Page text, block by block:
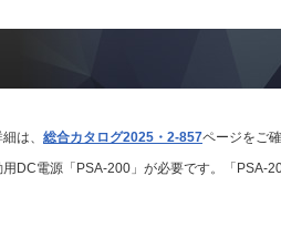
は、 総合カタログ2025・2-857ページをご
DC電源「PSA-200」が必要です。「PSA-